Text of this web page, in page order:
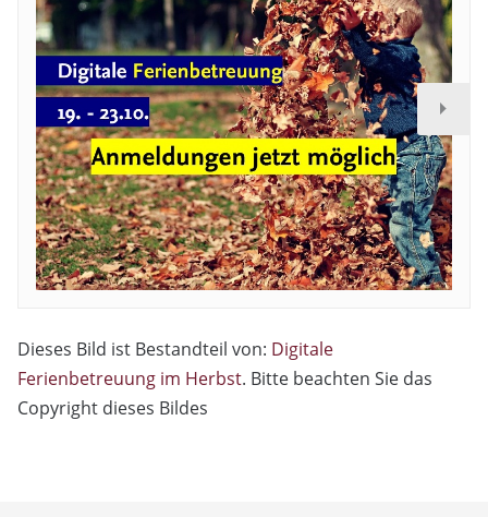
Dieses Bild ist Bestandteil von: Digitale
Ferienbetreuung im Herbst. Bitte beachten Sie das
Copyright dieses Bildes